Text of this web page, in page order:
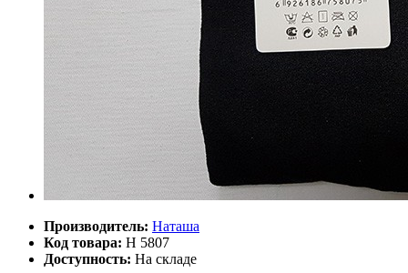
Производитель: Наташа
Код товара: Н 5807
Доступность: На складе